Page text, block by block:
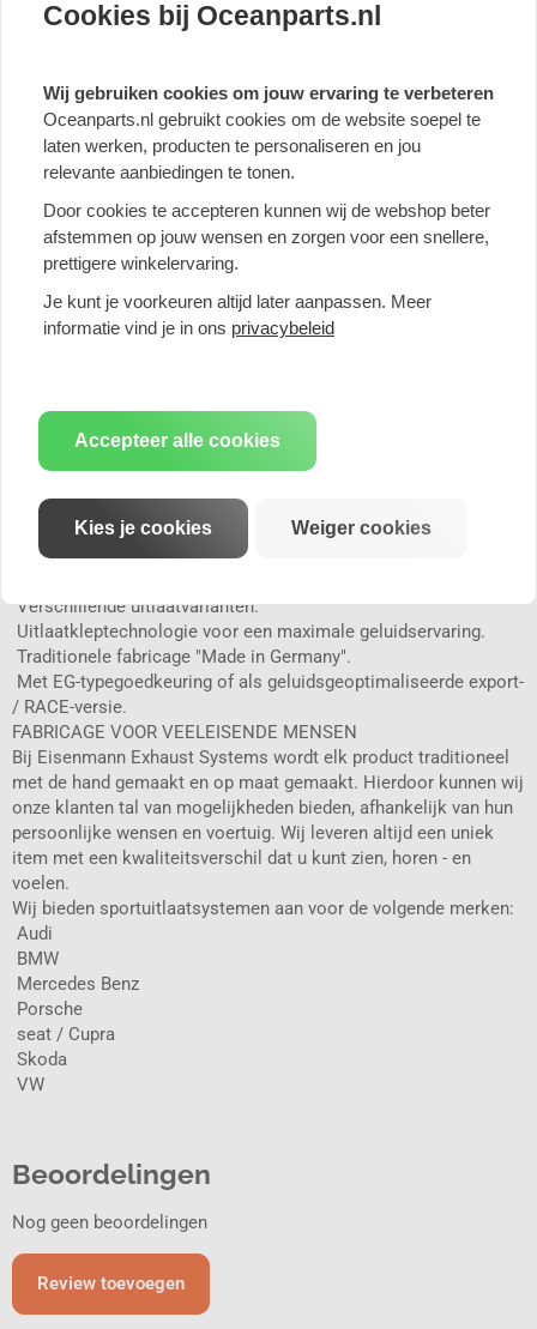
Modelreeks: F80, F82, F83
Model: M3 - 317 kW [S55B30A], M3 - 317 kW [S55B30A] OPF, M3
Concurrentie - 331 kW [S55B30A], M3 Competitie - 331 kW
[S55B30A] OPF, M4 - 317 kW [S55B30A], M4 - 317 kW [S55B30A ]
OPF, M4 Competition - 331 kW [S55B30A], M4 Competition - 331
kW [S55B30A] OPF
UW VOORDELEN IN EEN OOGOPSLAG:
 Sportief design geeft uw auto dat speciale tintje en verhoogt de
waarde ervan.
waaronder CAD in ons huis.
 We optimaliseren het geluid en vermijden zo onaangename
 Het geoptimaliseerde ontwerp verhoogt het vermogen en
 Sportkatalysatoren - verminderen de tegendruk en
 Verschillende uitlaatvarianten.
 Uitlaatkleptechnologie voor een maximale geluidservaring.
 Traditionele fabricage "Made in Germany".
 Met EG-typegoedkeuring of als geluidsgeoptimaliseerde export-
/ RACE-versie.
FABRICAGE VOOR VEELEISENDE MENSEN
Bij Eisenmann Exhaust Systems wordt elk product traditioneel
met de hand gemaakt en op maat gemaakt. Hierdoor kunnen wij
onze klanten tal van mogelijkheden bieden, afhankelijk van hun
persoonlijke wensen en voertuig. Wij leveren altijd een uniek
item met een kwaliteitsverschil dat u kunt zien, horen - en
voelen.
Wij bieden sportuitlaatsystemen aan voor de volgende merken:
 Audi
 BMW
 Mercedes Benz
 Porsche
 seat / Cupra
 Skoda
 VW
Beoordelingen
Nog geen beoordelingen
Review toevoegen
Cookies bij Oceanparts.nl
Wij gebruiken cookies om jouw ervaring te verbeteren
Oceanparts.nl gebruikt cookies om de website soepel te
laten werken, producten te personaliseren en jou
relevante aanbiedingen te tonen.
Door cookies te accepteren kunnen wij de webshop beter
afstemmen op jouw wensen en zorgen voor een snellere,
prettigere winkelervaring.
Je kunt je voorkeuren altijd later aanpassen. Meer
informatie vind je in ons privacybeleid
Accepteer alle cookies
Kies je cookies Weiger cookies